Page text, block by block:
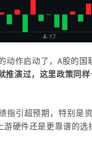
动作启动了，A股的国
推演过，这里政策同
指引超预期，特别是
硬件还是更靠谱的选